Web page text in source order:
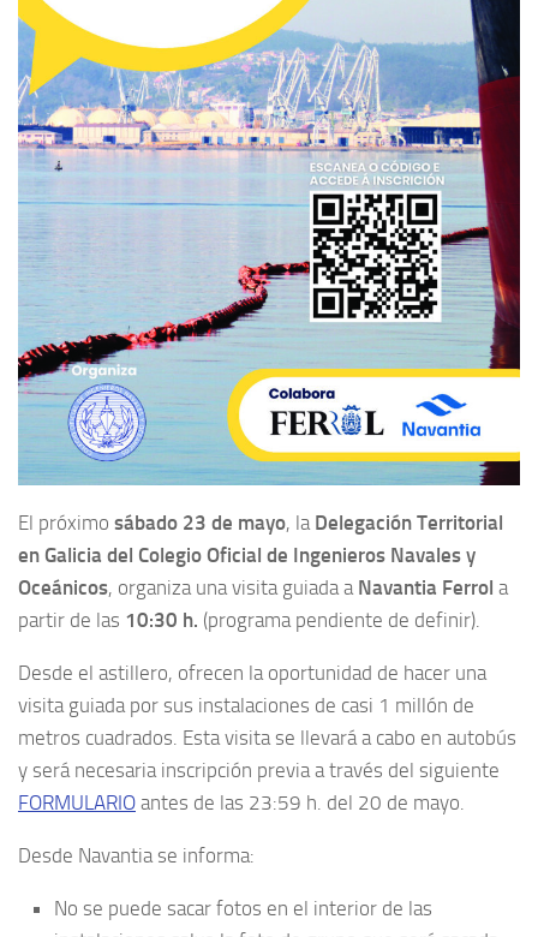
El próximo sábado 23 de mayo, la Delegación Territorial
en Galicia del Colegio Oficial de Ingenieros Navales y
Oceánicos, organiza una visita guiada a Navantia Ferrol a
partir de las 10:30 h. (programa pendiente de definir).
Desde el astillero, ofrecen la oportunidad de hacer una
visita guiada por sus instalaciones de casi 1 millón de
metros cuadrados. Esta visita se llevará a cabo en autobús
y será necesaria inscripción previa a través del siguiente
FORMULARIO antes de las 23:59 h. del 20 de mayo.
Desde Navantia se informa:
No se puede sacar fotos en el interior de las